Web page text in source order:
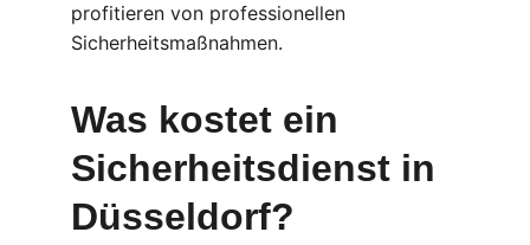
profitieren von professionellen
Sicherheitsmaßnahmen.
Was kostet ein
Sicherheitsdienst in
Düsseldorf?